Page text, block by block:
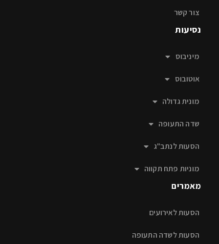
צור קשר
נסיעות
מיניבוס
אוטובוס
מונית גדולה
שדה התעופה
הסעות לנתב"ג
מוניות פתח תקווה
מאמרים
הסעות לאירועים
הסעות לשדה התעופה